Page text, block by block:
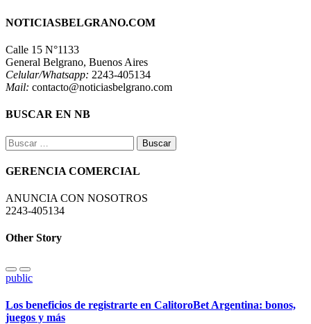
NOTICIASBELGRANO.COM
Calle 15 N°1133
General Belgrano, Buenos Aires
Celular/Whatsapp: 2243-405134
Mail: contacto@noticiasbelgrano.com
BUSCAR EN NB
Buscar:
GERENCIA COMERCIAL
ANUNCIA CON NOSOTROS
2243-405134
Other Story
public
Los beneficios de registrarte en CalitoroBet Argentina: bonos,
juegos y más